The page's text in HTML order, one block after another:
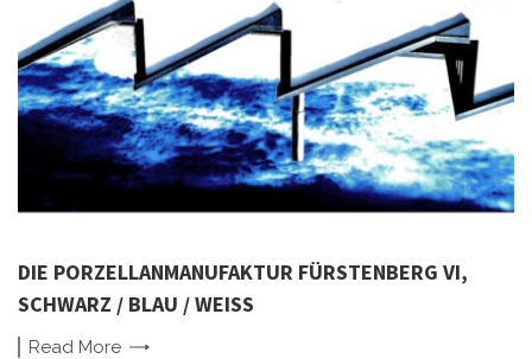
DIE PORZELLANMANUFAKTUR FÜRSTENBERG VI,
SCHWARZ / BLAU / WEISS
Read More